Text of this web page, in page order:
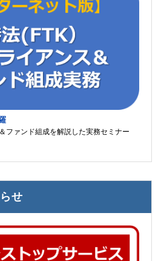
ファンド組成を解説した実務セミナー
せ